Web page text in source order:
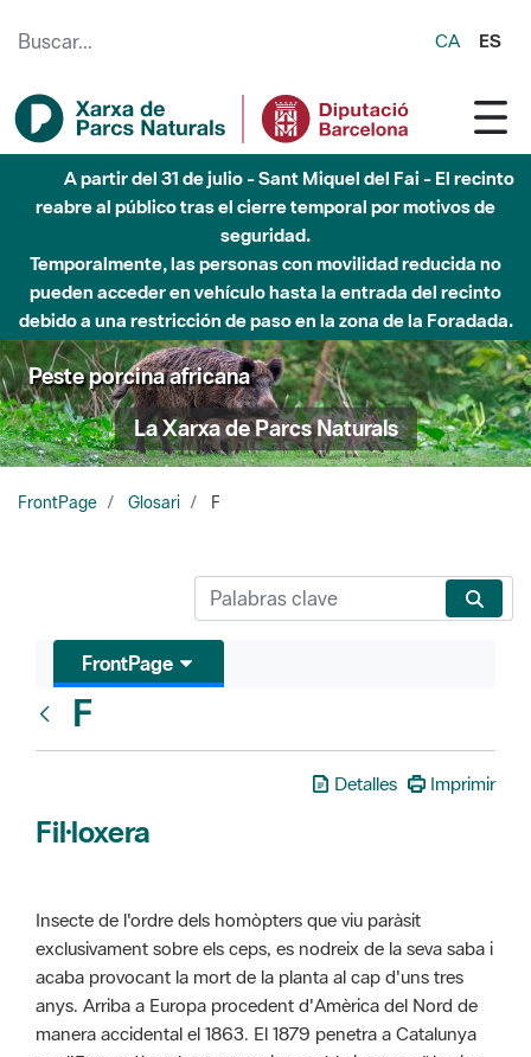
CA ES
A partir del 31 de julio - Sant Miquel del Fai - El recinto
reabre al público tras el cierre temporal por motivos de
seguridad.
Temporalmente, las personas con movilidad reducida no
pueden acceder en vehículo hasta la entrada del recinto
debido a una restricción de paso en la zona de la Foradada.
Peste porcina africana
La Xarxa de Parcs Naturals
FrontPage Glosari F
FrontPage
F
Detalles Imprimir
Fil·loxera
Insecte de l'ordre dels homòpters que viu paràsit
exclusivament sobre els ceps, es nodreix de la seva saba i
acaba provocant la mort de la planta al cap d'uns tres
anys. Arriba a Europa procedent d'Amèrica del Nord de
manera accidental el 1863. El 1879 penetra a Catalunya